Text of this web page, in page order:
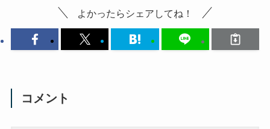
よかったらシェアしてね！
コメント